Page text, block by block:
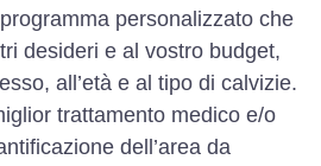
personalizzato che
desideri e al vostro budget,
all’età e al tipo di calvizie.
trattamento medico e/o
dell’area da